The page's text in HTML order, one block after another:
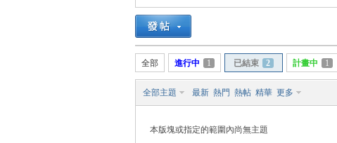
»
全部 進行中 1 已結束 2 計畫中 1
全部主題 最新 熱門 熱帖 精華 更多
本版塊或指定的範圍內尚無主題